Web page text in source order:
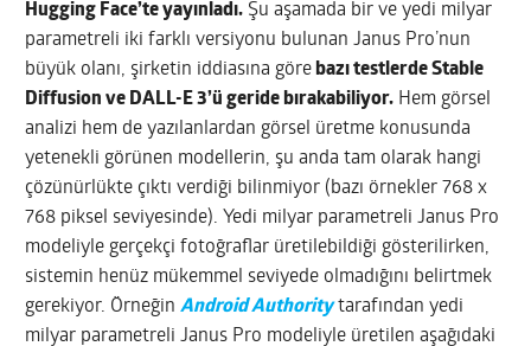
Hugging Face’te yayınladı. Şu aşamada bir ve yedi milyar
parametreli iki farklı versiyonu bulunan Janus Pro’nun
büyük olanı, şirketin iddiasına göre bazı testlerde Stable
Diffusion ve DALL-E 3’ü geride bırakabiliyor. Hem görsel
analizi hem de yazılanlardan görsel üretme konusunda
yetenekli görünen modellerin, şu anda tam olarak hangi
çözünürlükte çıktı verdiği bilinmiyor (bazı örnekler 768 x
768 piksel seviyesinde). Yedi milyar parametreli Janus Pro
modeliyle gerçekçi fotoğraflar üretilebildiği gösterilirken,
sistemin henüz mükemmel seviyede olmadığını belirtmek
gerekiyor. ÖrneğinAndroid Authoritytarafından yedi
milyar parametreli Janus Pro modeliyle üretilen aşağıdaki